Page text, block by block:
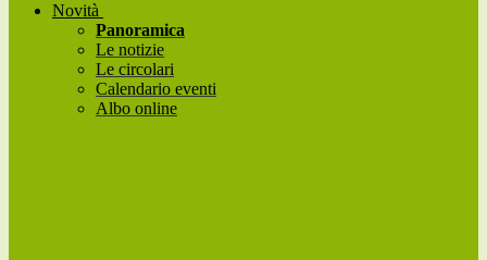
Novità
Panoramica
Le notizie
Le circolari
Calendario eventi
Albo online